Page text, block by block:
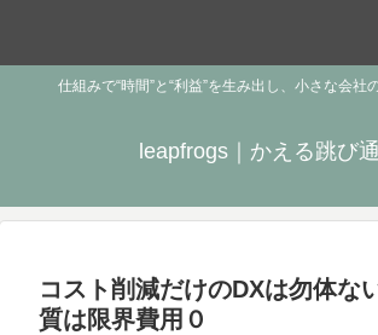
仕組みで“時間”と“利益”を生み出し、小さな会社
leapfrogs｜かえる跳び
コスト削減だけのDXは勿体な
質は限界費用０